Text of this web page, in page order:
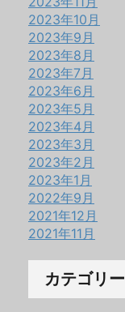
2023年10月
2023年9月
2023年8月
2023年7月
2023年6月
2023年5月
2023年4月
2023年3月
2023年2月
2023年1月
2022年9月
2021年12月
2021年11月
カテゴリー